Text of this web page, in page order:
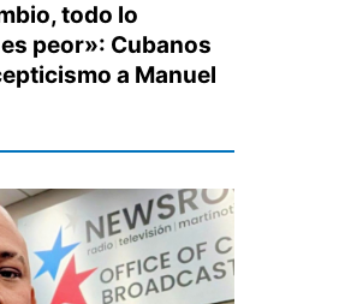
todo lo
peor»: Cubanos
a Manuel